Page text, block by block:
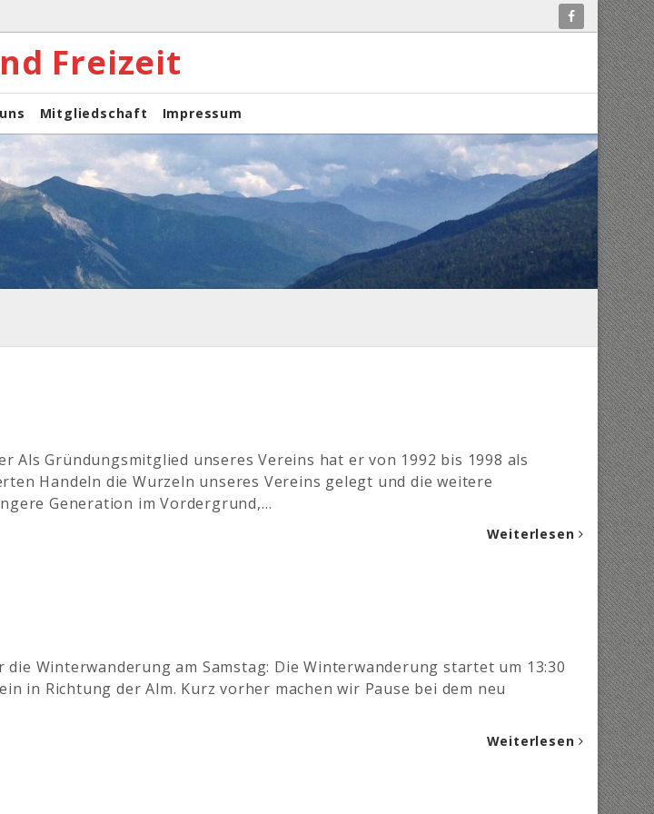
Freizeit
Mitgliedschaft Impressum
Gründungsmitglied unseres Vereins hat er von 1992 bis 1998 als
Handeln die Wurzeln unseres Vereins gelegt und die weitere
Generation im Vordergrund,…
Weiterlesen
Winterwanderung am Samstag: Die Winterwanderung startet um 13:30
in Richtung der Alm. Kurz vorher machen wir Pause bei dem neu
Weiterlesen